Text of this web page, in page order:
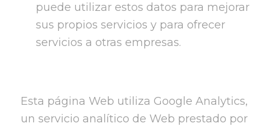
puede utilizar estos datos para mejorar
sus propios servicios y para ofrecer
servicios a otras empresas.
Esta página Web utiliza Google Analytics,
un servicio analítico de Web prestado por